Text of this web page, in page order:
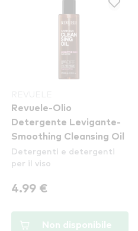
Revuele-Olio
Detergente Levigante-
Smoothing Cleansing Oil
Detergenti e detergenti
per il viso
4.99 €
Non disponibile